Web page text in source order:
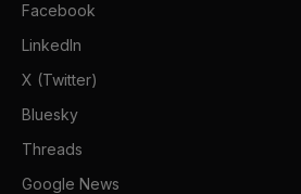
Facebook
LinkedIn
X (Twitter)
Bluesky
Threads
Google News